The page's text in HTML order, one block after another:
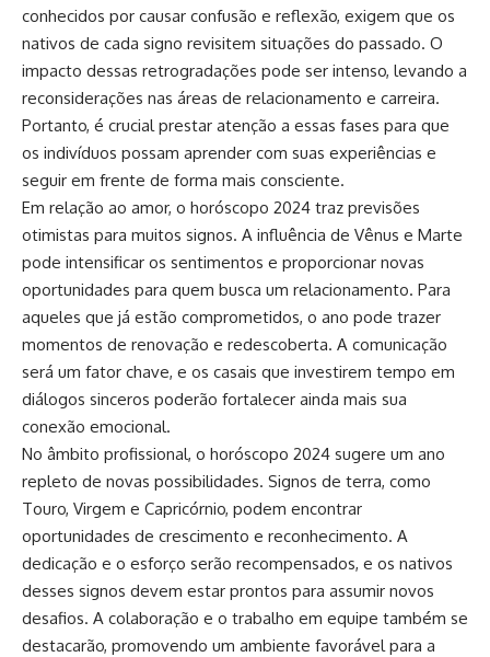
conhecidos por causar confusão e reflexão, exigem que os
nativos de cada signo revisitem situações do passado. O
impacto dessas retrogradações pode ser intenso, levando a
reconsiderações nas áreas de relacionamento e carreira.
Portanto, é crucial prestar atenção a essas fases para que
os indivíduos possam aprender com suas experiências e
seguir em frente de forma mais consciente.
Em relação ao amor, o horóscopo 2024 traz previsões
otimistas para muitos signos. A influência de Vênus e Marte
pode intensificar os sentimentos e proporcionar novas
oportunidades para quem busca um relacionamento. Para
aqueles que já estão comprometidos, o ano pode trazer
momentos de renovação e redescoberta. A comunicação
será um fator chave, e os casais que investirem tempo em
diálogos sinceros poderão fortalecer ainda mais sua
conexão emocional.
No âmbito profissional, o horóscopo 2024 sugere um ano
repleto de novas possibilidades. Signos de terra, como
Touro, Virgem e Capricórnio, podem encontrar
oportunidades de crescimento e reconhecimento. A
dedicação e o esforço serão recompensados, e os nativos
desses signos devem estar prontos para assumir novos
desafios. A colaboração e o trabalho em equipe também se
destacarão, promovendo um ambiente favorável para a